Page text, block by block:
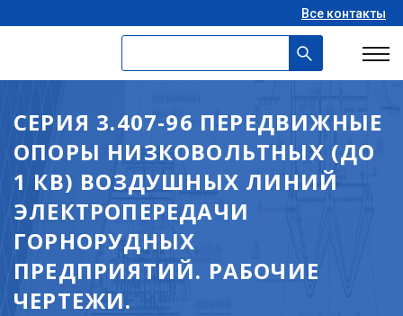
Все контакты
СЕРИЯ 3.407-96 ПЕРЕДВИЖНЫЕ
ОПОРЫ НИЗКОВОЛЬТНЫХ (ДО
1 КВ) ВОЗДУШНЫХ ЛИНИЙ
ЭЛЕКТРОПЕРЕДАЧИ
ГОРНОРУДНЫХ
ПРЕДПРИЯТИЙ. РАБОЧИЕ
ЧЕРТЕЖИ.